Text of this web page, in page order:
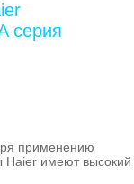
серия
применению
Haier имеют высокий